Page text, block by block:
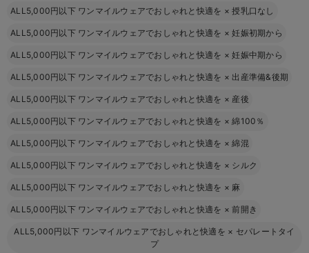
ALL5,000円以下 ワンマイルウェアでおしゃれと快適を ×授乳口なし
ALL5,000円以下 ワンマイルウェアでおしゃれと快適を ×妊娠初期から
ALL5,000円以下 ワンマイルウェアでおしゃれと快適を ×妊娠中期から
ALL5,000円以下 ワンマイルウェアでおしゃれと快適を × 出産準備&後期
ALL5,000円以下 ワンマイルウェアでおしゃれと快適を × 産後
ALL5,000円以下 ワンマイルウェアでおしゃれと快適を ×綿100％
ALL5,000円以下 ワンマイルウェアでおしゃれと快適を ×綿混
ALL5,000円以下 ワンマイルウェアでおしゃれと快適を × シルク
ALL5,000円以下 ワンマイルウェアでおしゃれと快適を × 麻
ALL5,000円以下 ワンマイルウェアでおしゃれと快適を ×前開き
ALL5,000円以下 ワンマイルウェアでおしゃれと快適を × セパレートタイ
プ